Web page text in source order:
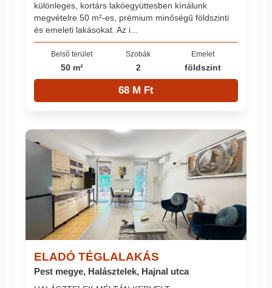
különleges, kortárs lakóegyüttesben kínálunk
megvételre 50 m²-es, prémium minőségű földszinti
és emeleti lakásokat. Az i...
Belső terület
50 m²
Szobák
2
Emelet
földszint
68 M Ft
ELADÓ TÉGLALAKÁS
Pest megye, Halásztelek, Hajnal utca